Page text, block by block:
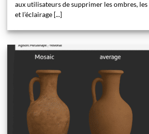
aux utilisateurs de supprimer les ombres,
et l’éclairage [...]